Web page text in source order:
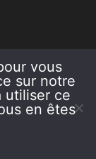
vous
sur notre
utiliser ce
en êtes